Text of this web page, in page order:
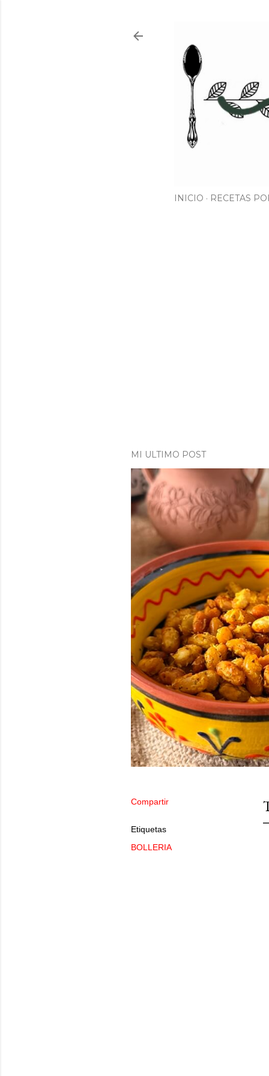
INICIO RECETAS
MI ULTIMO POST
Compartir
Etiquetas
BOLLERIA